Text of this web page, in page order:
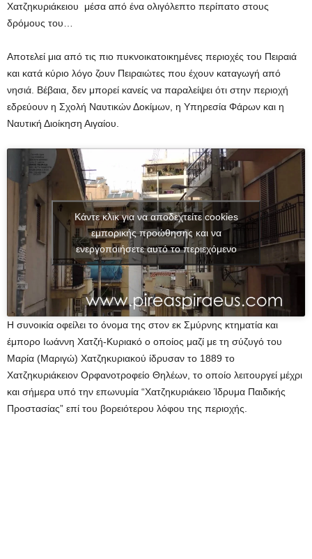
Χατζηκυριάκειου μέσα από ένα ολιγόλεπτο περίπατο στους
δρόμους του…
Αποτελεί μια από τις πιο πυκνοικατοικημένες περιοχές του Πειραιά
και κατά κύριο λόγο ζουν Πειραιώτες που έχουν καταγωγή από
νησιά. Βέβαια, δεν μπορεί κανείς να παραλείψει ότι στην περιοχή
εδρεύουν η Σχολή Ναυτικών Δοκίμων, η Υπηρεσία Φάρων και η
Ναυτική Διοίκηση Αιγαίου.
Κάντε κλικ για να αποδεχτείτε cookies
εμπορικής προώθησης και να
ενεργοποιήσετε αυτό το περιεχόμενο
Η συνοικία οφείλει το όνομα της στον εκ Σμύρνης κτηματία και
έμπορο Ιωάννη Χατζή-Κυριακό ο οποίος μαζί με τη σύζυγό του
Μαρία (Μαριγώ) Χατζηκυριακού ίδρυσαν το 1889 το
Χατζηκυριάκειον Ορφανοτροφείο Θηλέων, το οποίο λειτουργεί μέχρι
και σήμερα υπό την επωνυμία “Χατζηκυριάκειο Ίδρυμα Παιδικής
Προστασίας” επί του βορειότερου λόφου της περιοχής.